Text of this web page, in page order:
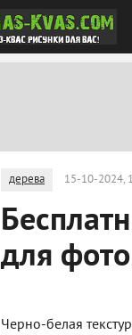
дерева 15-10-2024,
для
Черно-белая